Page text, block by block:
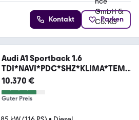
Kontakt Parken
Audi A1 Sportback 1.6
TDI*NAVI*PDC*SHZ*KLIMA*TEMP
O*
10.370 €
Guter Preis